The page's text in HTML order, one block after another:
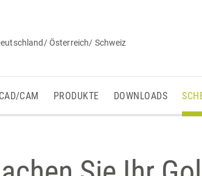
Österreich/ Schweiz
CAD/CAM PRODUKTE DOWNLOADS